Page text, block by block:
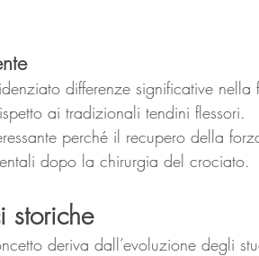
differenze significative nella
ai tradizionali tendini flessori.
perché il recupero della
dopo la chirurgia del crociato.
storiche
deriva dall’evoluzione degli